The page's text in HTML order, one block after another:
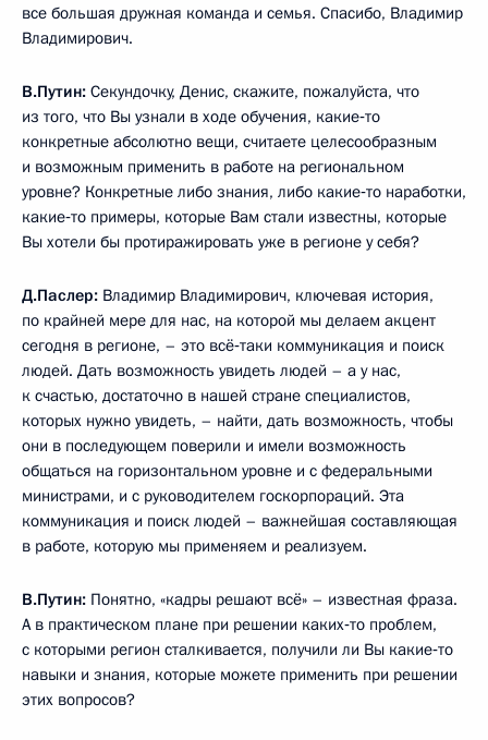
все большая дружная команда и семья. Спасибо, Владимир
Владимирович.
В.Путин: Секундочку, Денис, скажите, пожалуйста, что
из того, что Вы узнали в ходе обучения, какие‑то
конкретные абсолютно вещи, считаете целесообразным
и возможным применить в работе на региональном
уровне? Конкретные либо знания, либо какие‑то наработки,
какие‑то примеры, которые Вам стали известны, которые
Вы хотели бы протиражировать уже в регионе у себя?
Д.Паслер: Владимир Владимирович, ключевая история,
по крайней мере для нас, на которой мы делаем акцент
сегодня в регионе, – это всё‑таки коммуникация и поиск
людей. Дать возможность увидеть людей – а у нас,
к счастью, достаточно в нашей стране специалистов,
которых нужно увидеть, – найти, дать возможность, чтобы
они в последующем поверили и имели возможность
общаться на горизонтальном уровне и с федеральными
министрами, и с руководителем госкорпораций. Эта
коммуникация и поиск людей – важнейшая составляющая
в работе, которую мы применяем и реализуем.
В.Путин: Понятно, «кадры решают всё» – известная фраза.
А в практическом плане при решении каких‑то проблем,
с которыми регион сталкивается, получили ли Вы какие‑то
навыки и знания, которые можете применить при решении
этих вопросов?